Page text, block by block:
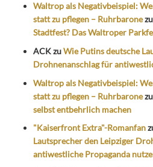
Waltrop als Negativbeispiel:
statt zu pflegen – Ruhrbaronezu
Stadtfest? Das Waltroper
ACKzuWie Putins deutsche
Drohnenanschlag für
Waltrop als Negativbeispiel:
statt zu pflegen – Ruhrbaronezu
selbst entbehrlich machen
"Kaiserfront Extra"-Romanfan
Lautsprecher den Leipziger
antiwestliche Propaganda